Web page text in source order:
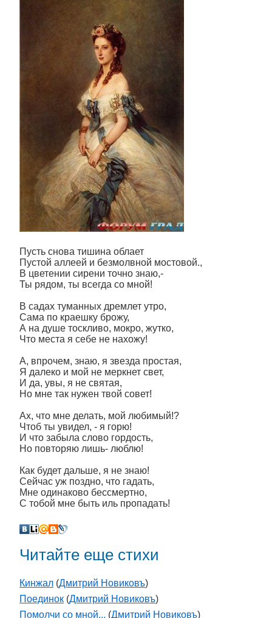
Пусть снова тишина облает
Пустой аллеей и безмолвной мостовой.,
В цветении сирени точно знаю,-
Ты рядом, ты всегда со мной!
В садах туманных дремлет утро,
Сама по краешку брожу,
А на душе тоскливо, мокро, жутко,
Что места я себе не нахожу!
А, впрочем, знаю, я звезда простая,
Я далеко и мой не меркнет свет,
И да, увы, я не святая,
Но мне так нужен твой совет!
Ах, что мне делать, мой любимый!?
Чтоб ты увидел, - я горю!
И что забыла слово гордость,
Но повторяю лишь- люблю!
Как будет дальше, я не знаю!
Сейчас уж поздно, что гадать,
Мне одинаково бессмертно,
С тобой мне быть иль пропадать!
Читайте еще стихи
Кинжал (Дмитрий Новиковъ)
Поединок (Дмитрий Новиковъ)
Помолчи со мной... (Дмитрий Новиковъ)